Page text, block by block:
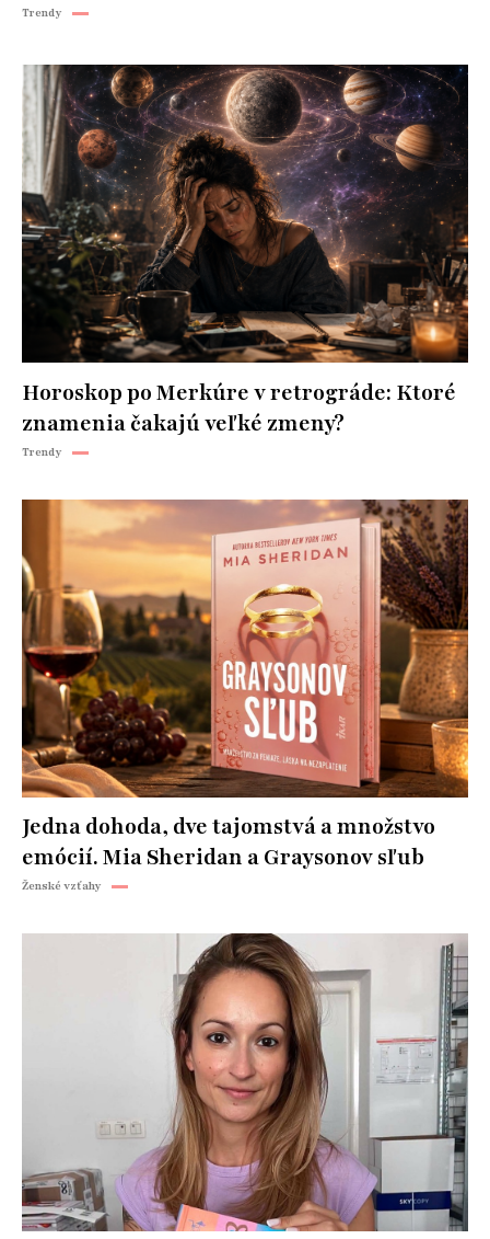
Trendy
Horoskop po Merkúre v retrográde: Ktoré
znamenia čakajú veľké zmeny?
Trendy
Jedna dohoda, dve tajomstvá a množstvo
emócií. Mia Sheridan a Graysonov sľub
Ženské vzťahy